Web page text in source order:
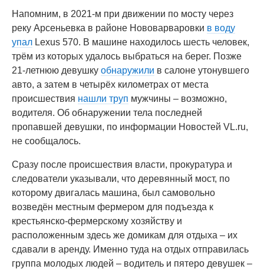
Напомним, в 2021-м при движении по мосту через
реку Арсеньевка в районе Нововарваровки в воду
упал Lexus 570. В машине находилось шесть человек,
трём из которых удалось выбраться на берег. Позже
21-летнюю девушку обнаружили в салоне утонувшего
авто, а затем в четырёх километрах от места
происшествия нашли труп мужчины – возможно,
водителя. Об обнаружении тела последней
пропавшей девушки, по информации Новостей VL.ru,
не сообщалось.
Сразу после происшествия власти, прокуратура и
следователи указывали, что деревянный мост, по
которому двигалась машина, был самовольно
возведён местным фермером для подъезда к
крестьянско-фермерскому хозяйству и
расположенным здесь же домикам для отдыха – их
сдавали в аренду. Именно туда на отдых отправилась
группа молодых людей – водитель и пятеро девушек –